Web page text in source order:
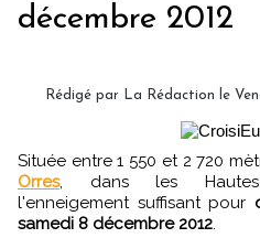
décembre 2012
Rédigé par La Rédaction le
Située entre 1 550 et 2 720
Orres, dans les
l'enneigement suffisant pour
samedi 8 décembre 2012